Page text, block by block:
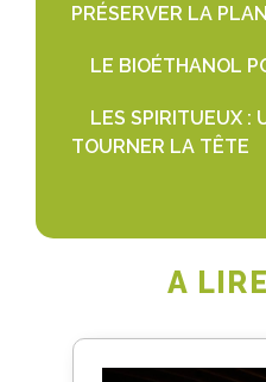
PRÉSERVER LA
LE BIOÉTHANOL
LES SPIRITUEUX :
TOURNER LA TÊTE
A